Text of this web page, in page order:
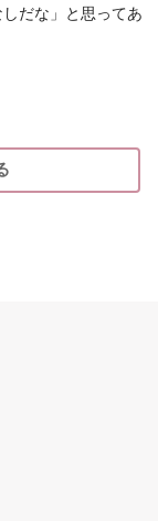
だな」と思ってあ